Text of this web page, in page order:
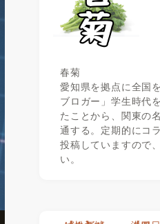
春菊
愛知県を拠点に全国
ブロガー」学生時代
たことから、関東の
通する。定期的にコ
投稿していますので
い。